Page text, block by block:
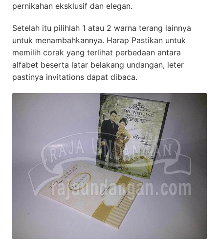
pernikahan eksklusif dan elegan.
Setelah itu pilihlah 1 atau 2 warna terang lainnya
untuk menambahkannya. Harap Pastikan untuk
memilih corak yang terlihat perbedaan antara
alfabet beserta latar belakang undangan, leter
pastinya invitations dapat dibaca.